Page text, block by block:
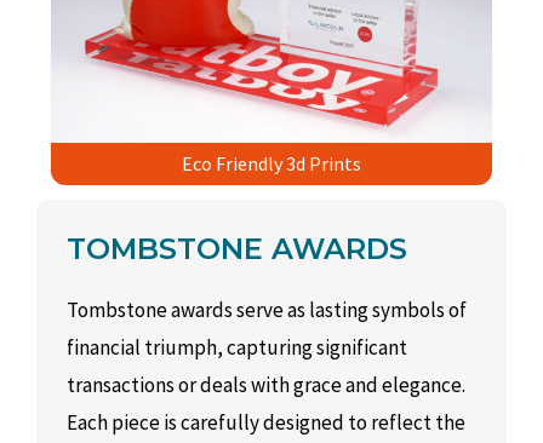
Eco Friendly 3d Prints
TOMBSTONE AWARDS
Tombstone awards serve as lasting symbols of
financial triumph, capturing significant
transactions or deals with grace and elegance.
Each piece is carefully designed to reflect the